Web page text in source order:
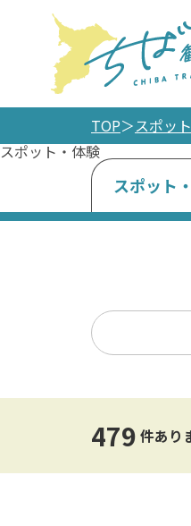
TOP スポッ
スポット・体験
スポット
エンタメ・
479 件あり